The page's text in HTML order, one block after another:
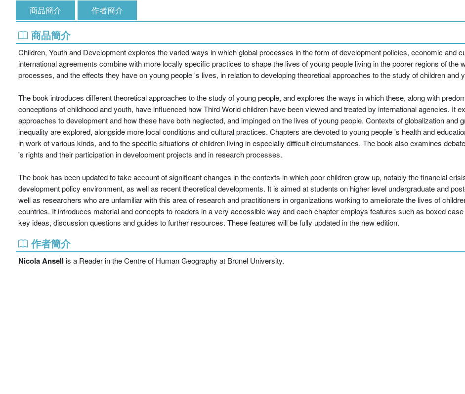
商品簡介 作者簡介
商品簡介
Children, Youth and Development explores the varied ways in which global processes in the form of development policies, economic and
international agreements combine with more locally specific practices to shape the lives of young people living in the poorer regions of the
processes, and the effects they have on young people 's lives, in relation to developing theoretical approaches to the study of children and
The book introduces different theoretical approaches to the study of young people, and explores the ways in which these, along with
conceptions of childhood and youth, have influenced how Third World children have been viewed and treated by international agencies. It
approaches to development and how these have both neglected, and impinged on the lives of young people. Contexts of globalization and
inequality are explored, alongside more local conditions and cultural practices. Chapters are devoted to young people 's health and
in work of various kinds, and to the specific situations of children living in especially difficult circumstances. The book also examines
's rights and their participation in development projects and in research processes.
The book has been updated to take account of significant changes in the contexts in which poor children grow up, notably the financial
development policy environment, as well as recent theoretical developments. It is aimed at students on higher level undergraduate and
well as researchers who are unfamiliar with this area of research and practitioners in organizations working to ameliorate the lives of
countries. It introduces material and concepts to readers in a very accessible way and each chapter employs features such as boxed
key ideas, discussion questions and guides to further resources. These features will be fully updated in the new edition.
作者簡介
Nicola Ansell is a Reader in the Centre of Human Geography at Brunel University.